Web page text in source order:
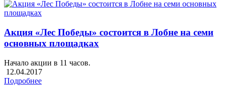
Акция «Лес Победы» состоится в Лобне на семи
основных площадках
Начало акции в 11 часов.
12.04.2017
Подробнее